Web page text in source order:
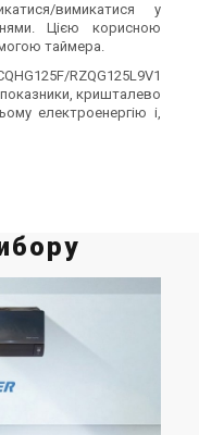
вимикатися у
Цією корисною
таймера.
RZQG125L9V1
показники, кришталево
електроенергію і,